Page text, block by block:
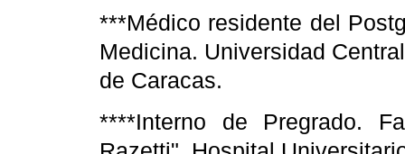
***Médico residente del
Medicina. Universidad
de Caracas.
****Interno de Pregrado.